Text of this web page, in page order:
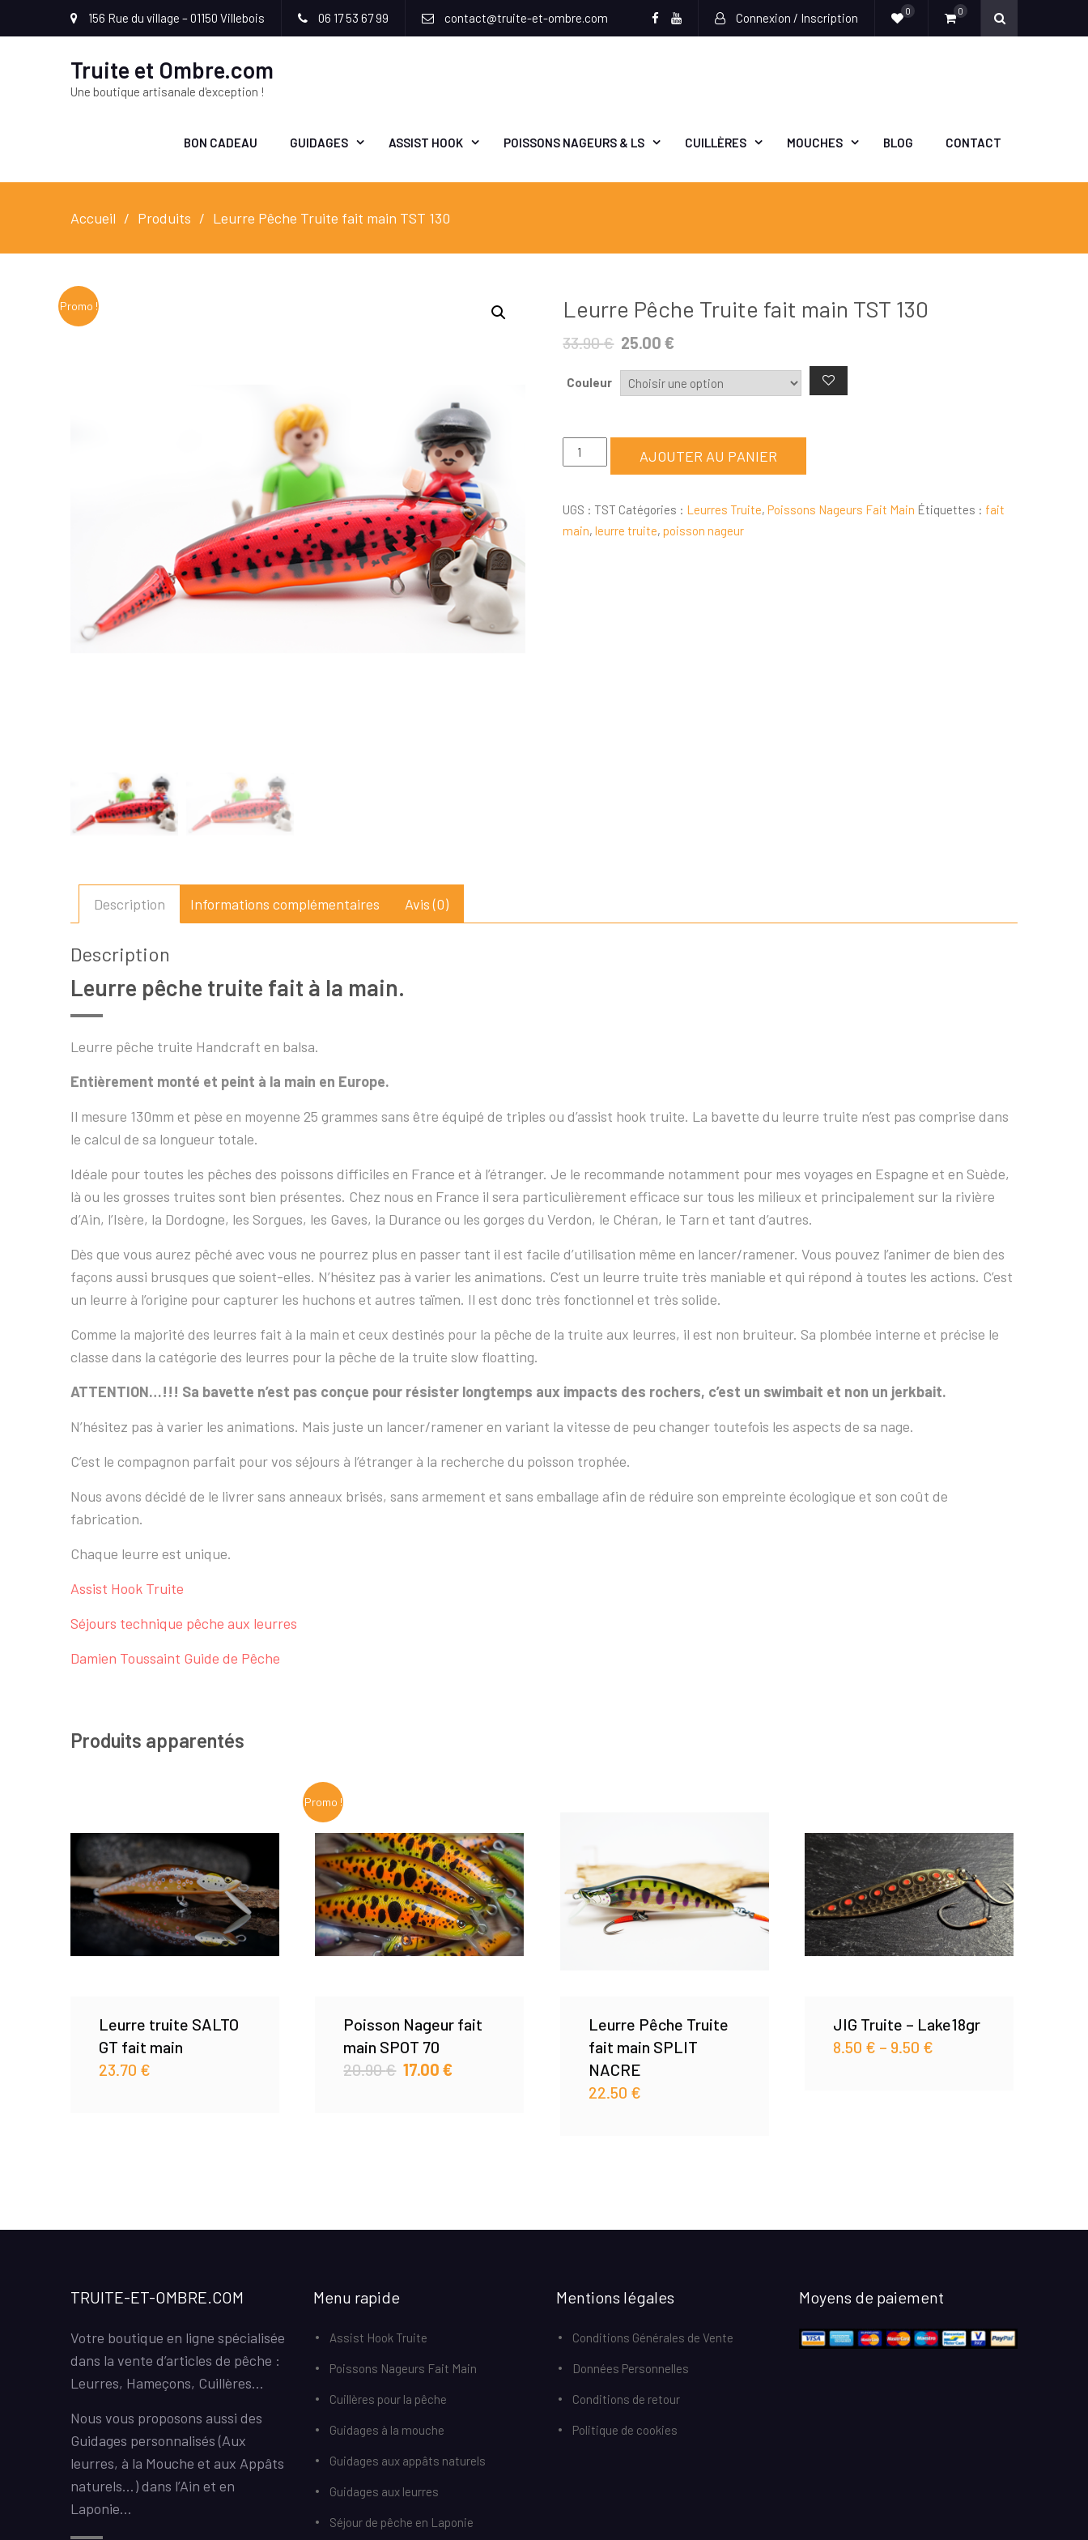
156 Rue du village – 01150 Villebois 06 17 53 67 99 contact@truite-et-ombre.com Connexion / Inscription 0 0
Truite et Ombre.com
Une boutique artisanale d'exception !
BON CADEAU GUIDAGES ASSIST HOOK POISSONS NAGEURS & LS CUILLÈRES MOUCHES BLOG CONTACT
Accueil Produits Leurre Pêche Truite fait main TST 130
Promo ! Leurre Pêche Truite fait main TST 130
33.90€ 25.00€
Couleur
quantité
de
Pêche
Truite
AJOUTER AU PANIER
UGS : TST Catégories : Leurres Truite,Poissons Nageurs Fait Main Étiquettes : fait
main,leurre truite,poisson nageur
Description Informations complémentaires Avis (0)
Description
Leurre pêche truite fait à la main.
Leurre pêche truite Handcraft en balsa.
Entièrement monté et peint à la main en Europe.
Il mesure 130mm et pèse en moyenne 25 grammes sans être équipé de triples ou d’assist hook truite. La bavette du leurre truite n’est pas comprise dans
le calcul de sa longueur totale.
Idéale pour toutes les pêches des poissons difficiles en France et à l’étranger. Je le recommande notamment pour mes voyages en Espagne et en Suède,
là ou les grosses truites sont bien présentes. Chez nous en France il sera particulièrement efficace sur tous les milieux et principalement sur la rivière
d’Ain, l’Isère, la Dordogne, les Sorgues, les Gaves, la Durance ou les gorges du Verdon, le Chéran, le Tarn et tant d’autres.
Dès que vous aurez pêché avec vous ne pourrez plus en passer tant il est facile d’utilisation même en lancer/ramener. Vous pouvez l’animer de bien des
façons aussi brusques que soient-elles. N’hésitez pas à varier les animations. C’est un leurre truite très maniable et qui répond à toutes les actions. C’est
un leurre à l’origine pour capturer les huchons et autres taïmen. Il est donc très fonctionnel et très solide.
Comme la majorité des leurres fait à la main et ceux destinés pour la pêche de la truite aux leurres, il est non bruiteur. Sa plombée interne et précise le
classe dans la catégorie des leurres pour la pêche de la truite slow floatting.
ATTENTION…!!! Sa bavette n’est pas conçue pour résister longtemps aux impacts des rochers, c’est un swimbait et non un jerkbait.
N’hésitez pas à varier les animations. Mais juste un lancer/ramener en variant la vitesse de peu changer toutefois les aspects de sa nage.
C’est le compagnon parfait pour vos séjours à l’étranger à la recherche du poisson trophée.
Nous avons décidé de le livrer sans anneaux brisés, sans armement et sans emballage afin de réduire son empreinte écologique et son coût de
fabrication.
Chaque leurre est unique.
Assist Hook Truite
Séjours technique pêche aux leurres
Damien Toussaint Guide de Pêche
Produits apparentés
Leurre truite SALTO
GT fait main
23.70 €
Promo !
Poisson Nageur fait
main SPOT 70
20.90€ 17.00€
Leurre Pêche Truite
fait main SPLIT
NACRE
22.50 €
JIG Truite – Lake18gr
8.50 € – 9.50 €
TRUITE-ET-OMBRE.COM
Votre boutique en ligne spécialisée
dans la vente d’articles de pêche :
Leurres, Hameçons, Cuillères…
Nous vous proposons aussi des
Guidages personnalisés (Aux
leurres, à la Mouche et aux Appâts
naturels…) dans l’Ain et en
Laponie…
Menu rapide
Assist Hook Truite
Poissons Nageurs Fait Main
Cuillères pour la pêche
Guidages à la mouche
Guidages aux appâts naturels
Guidages aux leurres
Séjour de pêche en Laponie
Mentions légales
Conditions Générales de Vente
Données Personnelles
Conditions de retour
Politique de cookies
Moyens de paiement